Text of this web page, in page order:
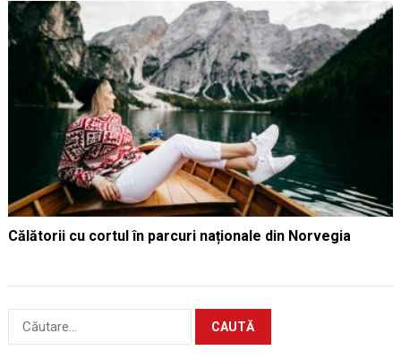
Călătorii cu cortul în parcuri naționale din Norvegia
Caută